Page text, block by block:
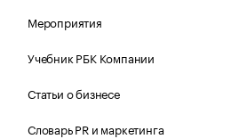
Мероприятия
Учебник РБК Компании
Статьи о бизнесе
Словарь PR и маркетинга